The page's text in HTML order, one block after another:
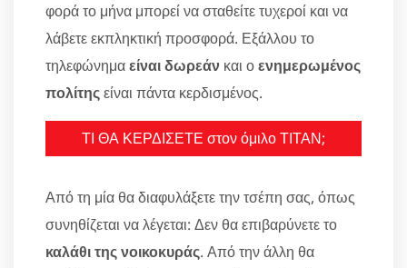
φορά το μήνα μπορεί να σταθείτε τυχεροί και να
λάβετε εκπληκτική προσφορά. Εξάλλου το
τηλεφώνημαείναι δωρεάν και οενημερωμένος
πολίτηςείναι πάντα κερδισμένος.
ΤΙ ΘΑ ΚΕΡΔΙΣΕΤΕ στον όμιλο ΤΙΤΑΝ;
Από τη μία θα διαφυλάξετε την τσέπη σας, όπως
συνηθίζεται να λέγεται: Δεν θα επιβαρύνετε το
καλάθι της νοικοκυράς. Από την άλλη θα